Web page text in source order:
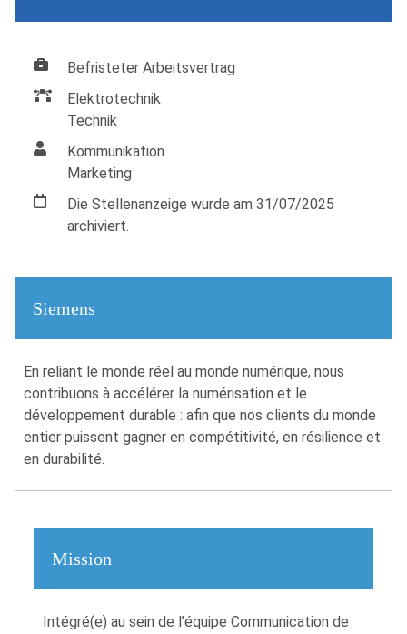
Befristeter Arbeitsvertrag
Elektrotechnik
Technik
Kommunikation
Marketing
Die Stellenanzeige wurde am 31/07/2025
archiviert.
Siemens
En reliant le monde réel au monde numérique, nous
contribuons à accélérer la numérisation et le
développement durable : afin que nos clients du monde
entier puissent gagner en compétitivité, en résilience et
en durabilité.
Mission
Intégré(e) au sein de l’équipe Communication de